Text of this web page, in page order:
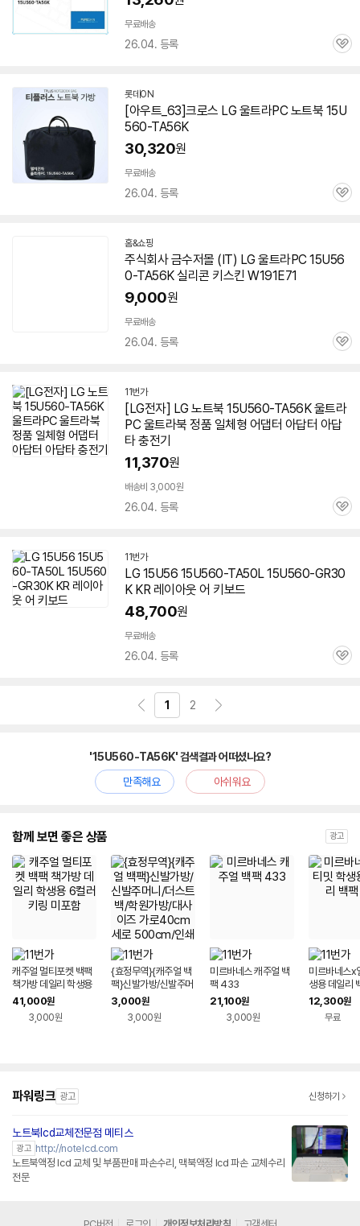
무료배송
26.04. 등록
관
롯데ON
[아우트_63]크로스 LG 울트라PC 노트북 15U
560-TA56K
30,320원
무료배송
26.04. 등록
관
홈&쇼핑
주식회사 금수저몰 (IT) LG 울트라PC15U56
0-TA56K실리콘 키스킨 W191E71
9,000원
무료배송
26.04. 등록
관
11번가
[LG전자] LG 노트북 15U560-TA56K울트라
PC 울트라북 정품 일체형 어댑터 아답터 아답
타 충전기
11,370원
배송비 3,000원
26.04. 등록
관
11번가
LG 15U56 15U560-TA50L 15U560-GR30
K KR 레이아웃 어 키보드
48,700원
무료배송
26.04. 등록
관
1 2
'15U560-TA56K' 검색결과 어떠셨나요?
만족해요
아쉬워요
함께 보면 좋은 상품 광고
캐주얼 멀티포켓 백팩
책가방 데일리 학생용
6컬러 키링 미포함
41,000원
3,000원
{효정무역}{캐주얼 백
팩}신발가방/신발주머
니/더스트백/학원가방/
대사이즈 가로40cm
세로 500cm/인쇄가
3,000원
3,000원
미르바네스 캐주얼 백
팩 433
21,100원
3,000원
미르바네스x
생용 데일리
12,300원
무료
파워링크 광고 신청하기
노트북lcd교체전문점 메티스
광고 http://notelcd.com
노트북액정 lcd 교체 및 부품판매 파손수리, 맥북액정 lcd 파손 교체수리
전문